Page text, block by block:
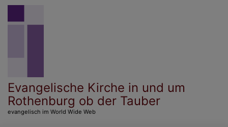
Direkt
Evangelische Kirche in und um
Rothenburg ob der Tauber
evangelisch im World Wide Web